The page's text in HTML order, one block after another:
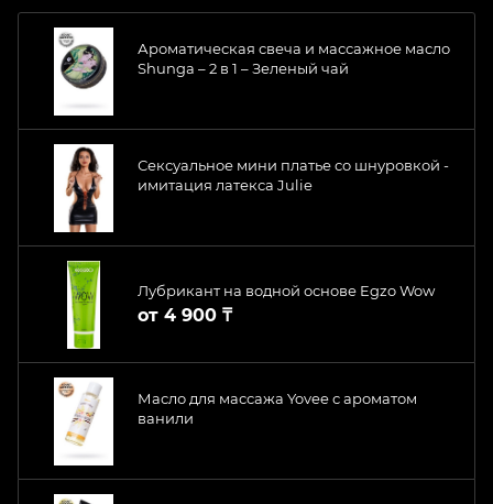
Ароматическая свеча и массажное масло
Shunga – 2 в 1 – Зеленый чай
Сексуальное мини платье со шнуровкой -
имитация латекса Julie
Лубрикант на водной основе Egzo Wow
от 4 900 ₸
Масло для массажа Yovee с ароматом
ванили